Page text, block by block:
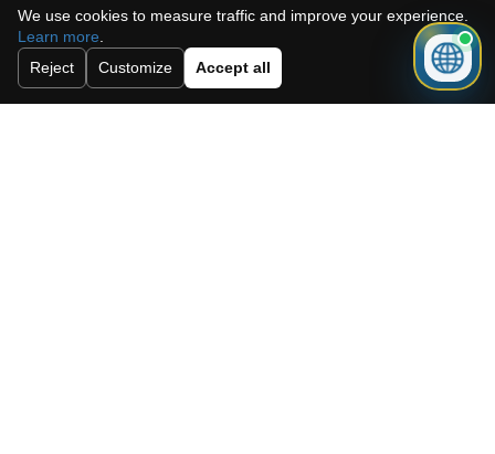
Envoyer
We use cookies to measure traffic and improve your experience.
Learn more
Reject
Customize Accept all